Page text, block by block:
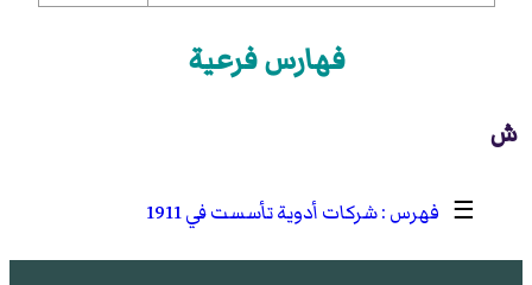
فهارس فرعية
ش
☰ شركات أدوية تأسست في 1911